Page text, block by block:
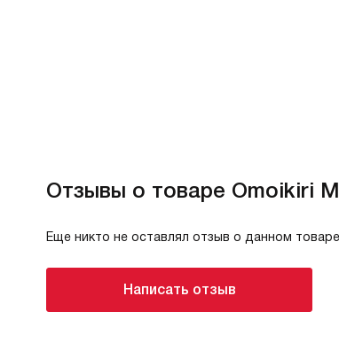
Отзывы о товаре Omoikiri
Еще никто не оставлял отзыв о данном
Написать отзыв